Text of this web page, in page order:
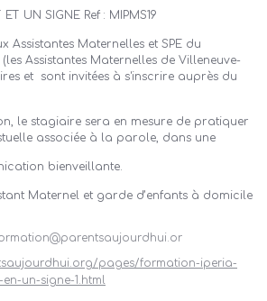
UN SIGNE Ref : MIPMS19
Assistantes Maternelles et SPE du
Assistantes Maternelles de Villeneuve-
et sont invitées à s'inscrire auprès du
le stagiaire sera en mesure de pratiquer
associée à la parole, dans une
bienveillante.
Maternel et garde d’enfants à domicile
pages/formation-iperia-
un-signe-1.html